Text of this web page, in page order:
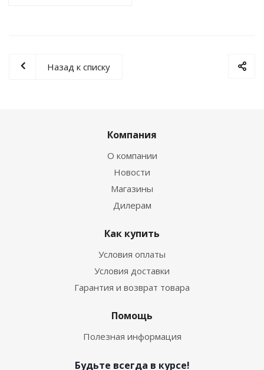
Назад к списку
Компания
О компании
Новости
Магазины
Дилерам
Как купить
Условия оплаты
Условия доставки
Гарантия и возврат товара
Помощь
Полезная информация
Будьте всегда в курсе!